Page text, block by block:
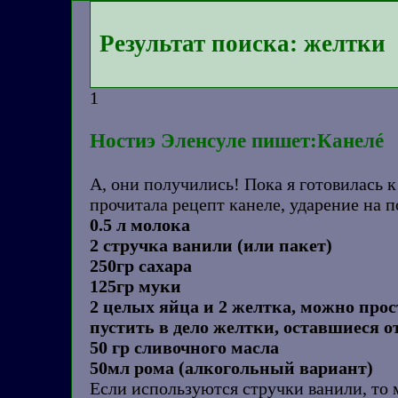
Результат поиска: желтки
1
Ностиэ Эленсуле пишет:Канелé
А, они получились! Пока я готовилась
прочитала рецепт канеле, ударение на
0.5 л молока
2 стручка ванили (или пакет)
250гр сахара
125гр муки
2 целых яйца и 2 желтка, можно
пустить в дело желтки, оставшиеся
50 гр сливочного масла
50мл рома (алкогольный вариант)
Если используются стручки ванили, то